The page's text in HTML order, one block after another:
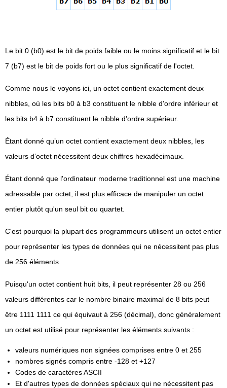
Le bit 0 (b0) est le bit de poids faible ou le moins significatif et le bit
7 (b7) est le bit de poids fort ou le plus significatif de l'octet.
Comme nous le voyons ici, un octet contient exactement deux
nibbles, où les bits b0 à b3 constituent le nibble d'ordre inférieur et
les bits b4 à b7 constituent le nibble d'ordre supérieur.
Étant donné qu’un octet contient exactement deux nibbles, les
valeurs d’octet nécessitent deux chiffres hexadécimaux.
Étant donné que l'ordinateur moderne traditionnel est une machine
adressable par octet, il est plus efficace de manipuler un octet
entier plutôt qu'un seul bit ou quartet.
C'est pourquoi la plupart des programmeurs utilisent un octet entier
pour représenter les types de données qui ne nécessitent pas plus
de 256 éléments.
Puisqu'un octet contient huit bits, il peut représenter 28 ou 256
valeurs différentes car le nombre binaire maximal de 8 bits peut
être 1111 1111 ce qui équivaut à 256 (décimal), donc généralement
un octet est utilisé pour représenter les éléments suivants :
valeurs numériques non signées comprises entre 0 et 255
nombres signés compris entre -128 et +127
Codes de caractères ASCII
Et d'autres types de données spéciaux qui ne nécessitent pas